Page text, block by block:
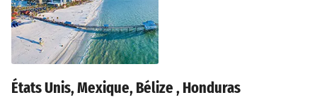
États Unis, Mexique, Bélize , Honduras